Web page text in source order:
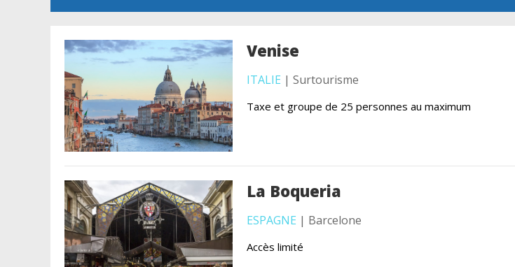
Venise
ITALIE | Surtourisme
Taxe et groupe de 25 personnes au maximum
La Boqueria
ESPAGNE | Barcelone
Accès limité